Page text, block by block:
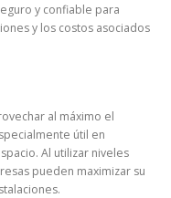
y confiable para
y los costos asociados
al máximo el
útil en
Al utilizar niveles
pueden maximizar su